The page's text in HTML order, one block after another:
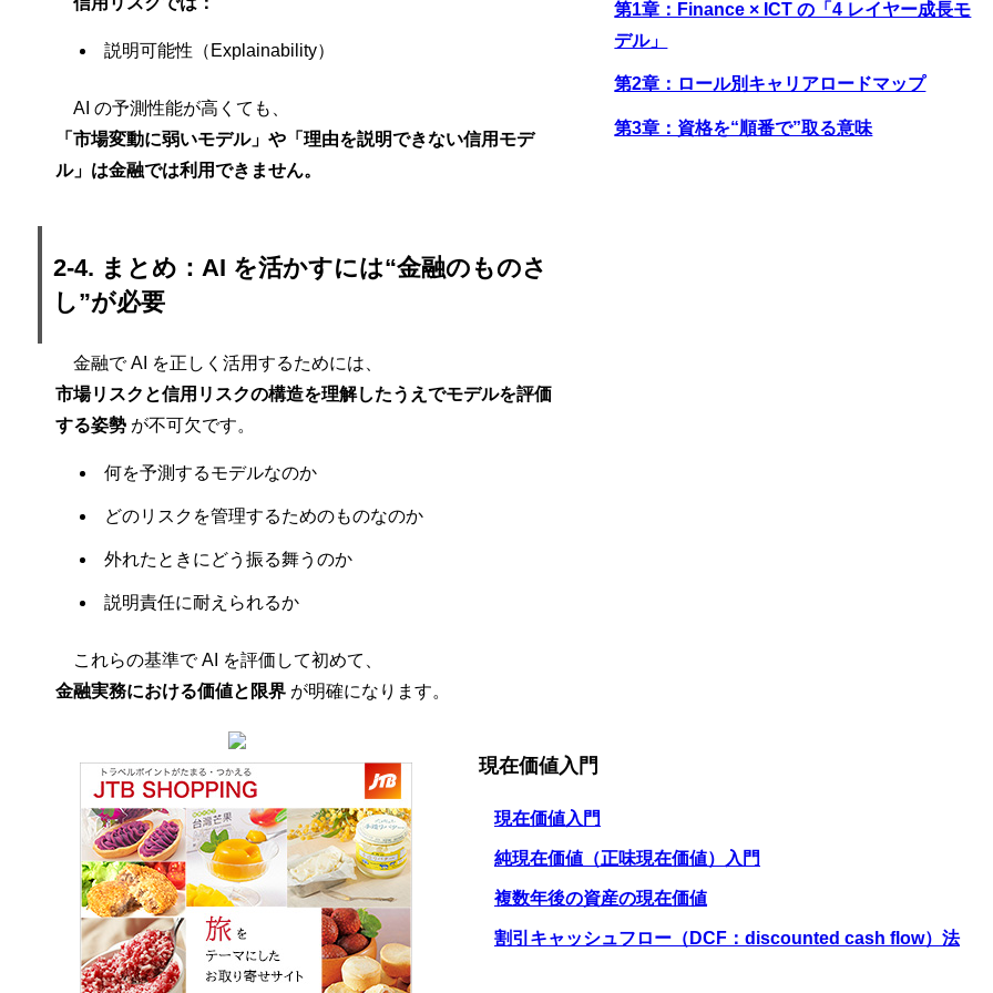
説明可能性（Explainability）
AI の予測性能が高くても、
「市場変動に弱いモデル」や「理由を説明できない信用モデ
ル」は金融では利用できません。
2-4. まとめ：AI を活かすには“金融のものさ
し”が必要
金融で AI を正しく活用するためには、
市場リスクと信用リスクの構造を理解したうえでモデルを評価
する姿勢 が不可欠です。
何を予測するモデルなのか
どのリスクを管理するためのものなのか
外れたときにどう振る舞うのか
説明責任に耐えられるか
これらの基準で AI を評価して初めて、
金融実務における価値と限界 が明確になります。
第1章：Finance × ICT の「4 レイヤー成長モ
デル」
第2章：ロール別キャリアロードマップ
第3章：資格を“順番で”取る意味
現在価値入門
現在価値入門
純現在価値（正味現在価値）入門
複数年後の資産の現在価値
割引キャッシュフロー（DCF：discounted cash flow）法